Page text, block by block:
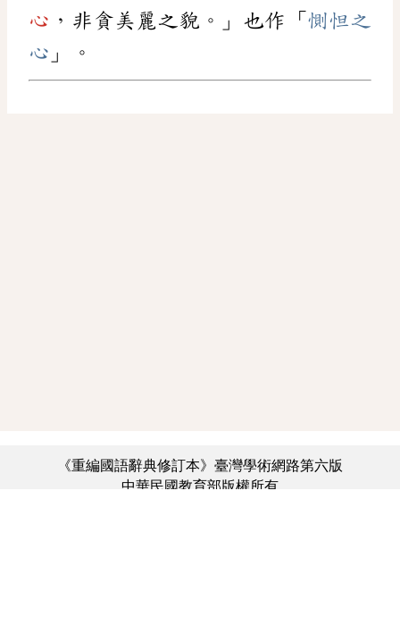
心 ，非貪美麗之貌。」也作「 惻怛之
心 」。
《重編國語辭典修訂本》臺灣學術網路第六版
中華民國教育部版權所有